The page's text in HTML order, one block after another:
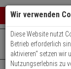
+49 (0)821 899
Wir verwenden
Diese Website nutzt
Betrieb erforderlich
aktivieren“ setzen wir
Nutzungserlebnis zu